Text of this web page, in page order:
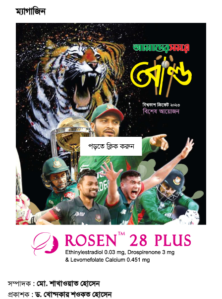
ম্যাগাজিন
পড়তে ক্লিক করুন
সম্পাদক : মো. শাখাওয়াত হোসেন
প্রকাশক :ড. খোন্দকার শওকত হোসেন